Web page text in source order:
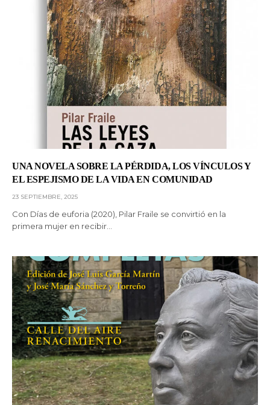
UNA NOVELA SOBRE LA PÉRDIDA, LOS VÍNCULOS Y
EL ESPEJISMO DE LA VIDA EN COMUNIDAD
23 SEPTIEMBRE, 2025
Con Días de euforia (2020), Pilar Fraile se convirtió en la
primera mujer en recibir…